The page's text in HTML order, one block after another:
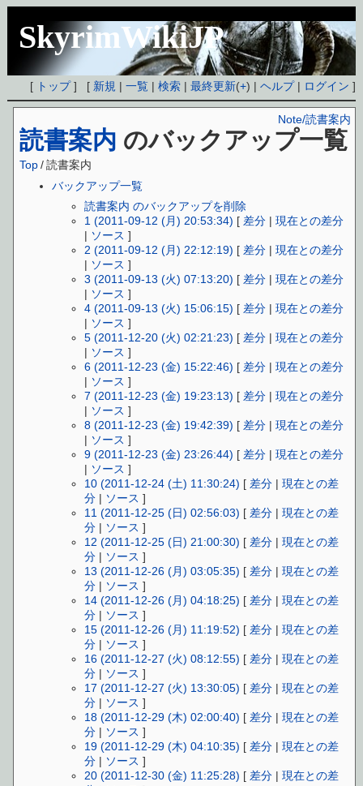
SkyrimWikiJP
[ トップ] [ 新規 |一覧 |検索 |最終更新(+) |ヘルプ| ログイン ]
読書案内 のバックアップ一覧
Note/読書案内
Top /読書案内
バックアップ一覧
読書案内 のバックアップを削除
1 (2011-09-12 (月) 20:53:34) [ 差分 |現在との差分
| ソース ]
2 (2011-09-12 (月) 22:12:19) [ 差分 |現在との差分
| ソース ]
3 (2011-09-13 (火) 07:13:20) [ 差分 |現在との差分
| ソース ]
4 (2011-09-13 (火) 15:06:15) [ 差分 |現在との差分
| ソース ]
5 (2011-12-20 (火) 02:21:23) [ 差分 |現在との差分
| ソース ]
6 (2011-12-23 (金) 15:22:46) [ 差分 |現在との差分
| ソース ]
7 (2011-12-23 (金) 19:23:13) [ 差分 |現在との差分
| ソース ]
8 (2011-12-23 (金) 19:42:39) [ 差分 |現在との差分
| ソース ]
9 (2011-12-23 (金) 23:26:44) [ 差分 |現在との差分
| ソース ]
10 (2011-12-24 (土) 11:30:24) [ 差分 |現在との差
分 | ソース ]
11 (2011-12-25 (日) 02:56:03) [ 差分 |現在との差
分 | ソース ]
12 (2011-12-25 (日) 21:00:30) [ 差分 |現在との差
分 | ソース ]
13 (2011-12-26 (月) 03:05:35) [ 差分 |現在との差
分 | ソース ]
14 (2011-12-26 (月) 04:18:25) [ 差分 |現在との差
分 | ソース ]
15 (2011-12-26 (月) 11:19:52) [ 差分 |現在との差
分 | ソース ]
16 (2011-12-27 (火) 08:12:55) [ 差分 |現在との差
分 | ソース ]
17 (2011-12-27 (火) 13:30:05) [ 差分 |現在との差
分 | ソース ]
18 (2011-12-29 (木) 02:00:40) [ 差分 |現在との差
分 | ソース ]
19 (2011-12-29 (木) 04:10:35) [ 差分 |現在との差
分 | ソース ]
20 (2011-12-30 (金) 11:25:28) [ 差分 |現在との差